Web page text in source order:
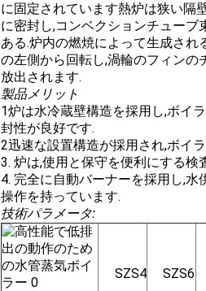
に固定されています熱炉は狭い隔
に密封し,コンベクションチュー
ある.炉内の燃焼によって生成さ
の左側から回転し,渦輪のフィンの
放出されます.
製品メリット
1炉は水冷蔵壁構造を採用し,ボイ
封性が良好です.
2迅速な設置構造が採用され,ボイ
3. 炉は,使用と保守を便利にする
4. 完全に自動バーナーを採用し,
操作を持っています.
技術パラメータ:
SZS4 SZS6